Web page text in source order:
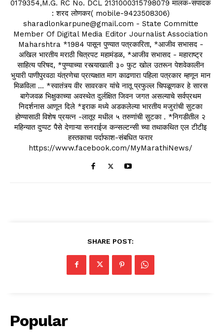
0179354,M.G. RC No. DCL 2131000315798079 मालक-संपादक
: शरद लोणकर( mobile-9423508306)
sharadlonkarpune@gmail.com - State Committe
Member Of Digital Media Editor Journalist Association
Maharshtra *1984 पासून पुण्यात पत्रकारिता, *आजीव सभासद -
अखिल भारतीय मराठी चित्रपट महामंडळ, *आजीव सभासद - महाराष्ट्र
साहित्य परिषद, *पुण्याच्या रस्त्याखाली ३० फुट खोल उतरून पेशवेकालीन
भुयारी पाणीपुरवठा यंत्रणेचा प्रत्यक्षात माग काढणारा पहिला पत्रकार म्हणून मान
मिळविला ... *स्वातंत्र्य वीर सावरकर यांचे नातू प्रफुल्ल चिपळूणकर हे सारस
बागेजवळ भिक्षुकाच्या अवस्थेत दुर्लक्षित जिवन जगत असल्याचे सर्वप्रथम
निदर्शनास आणून दिले *इराक मध्ये अडकलेल्या भारतीय मजुरांची सुटका
होण्यासाठी विशेष प्रयत्न -लातूर मधील ५ तरुणांची सुटका . *निगडीतील २
महिन्यात दुप्पट पैसे देणाऱ्या सनराईज कन्सल्टन्सी च्या तथाकथित एल टीटीइ
हस्तकाचा पर्दाफाश-संबधित फरार
https://www.facebook.com/MyMarathiNews/
SHARE POST:
Popular